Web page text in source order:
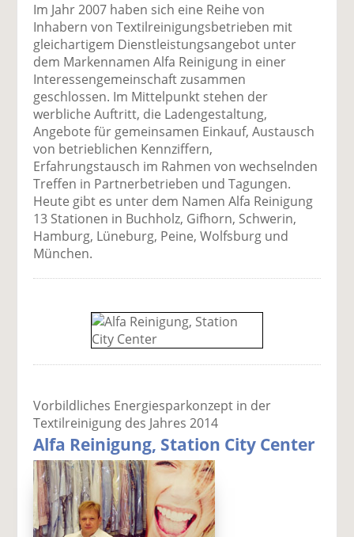
Im Jahr 2007 haben sich eine Reihe von
Inhabern von Textilreinigungsbetrieben mit
gleichartigem Dienstleistungsangebot unter
dem Markennamen Alfa Reinigung in einer
Interessengemeinschaft zusammen
geschlossen. Im Mittelpunkt stehen der
werbliche Auftritt, die Ladengestaltung,
Angebote für gemeinsamen Einkauf, Austausch
von betrieblichen Kennziffern,
Erfahrungstausch im Rahmen von wechselnden
Treffen in Partnerbetrieben und Tagungen.
Heute gibt es unter dem Namen Alfa Reinigung
13 Stationen in Buchholz, Gifhorn, Schwerin,
Hamburg, Lüneburg, Peine, Wolfsburg und
München.
Vorbildliches Energiesparkonzept in der
Textilreinigung des Jahres 2014
Alfa Reinigung, Station City Center